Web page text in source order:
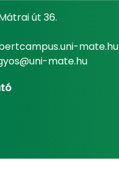
út 36.
mate.hu
mate.hu